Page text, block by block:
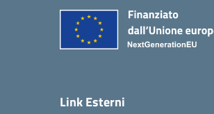
Link Esterni